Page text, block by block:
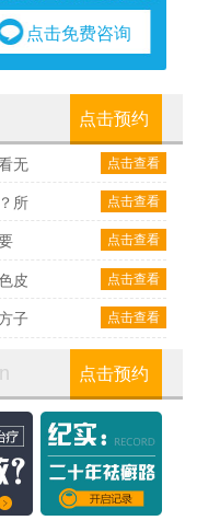
点击免费咨询
点击预约
点击查看
无
点击查看
所
点击查看
点击查看
皮
点击查看
子
点击预约